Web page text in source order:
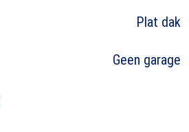
Plat dak
Geen garage